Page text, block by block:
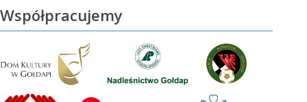
Współpracujemy